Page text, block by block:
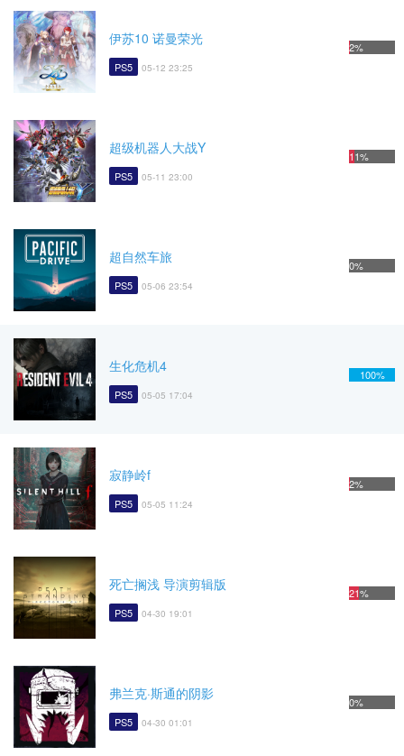
伊苏10 诺曼荣光
PS5 05-12 23:25
2%
超级机器人大战Y
PS5 05-11 23:00
11%
超自然车旅
PS5 05-06 23:54
0%
生化危机4
PS5 05-05 17:04
100%
寂静岭f
PS5 05-05 11:24
2%
死亡搁浅 导演剪辑版
PS5 04-30 19:01
21%
弗兰克·斯通的阴影
PS5 04-30 01:01
0%